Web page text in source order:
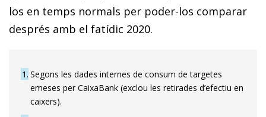
los en temps normals per poder-los comparar
després amb el fatídic 2020.
1 Segons les dades internes de consum de targetes
emeses per CaixaBank (exclou les retirades d’efectiu en
caixers).